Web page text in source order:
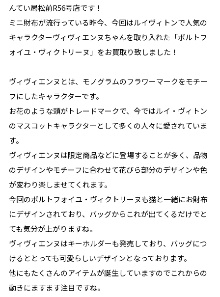
んてい局松前R56号店です！
ミニ財布が流行っている昨今、今回はルイヴィトンで人気の
キャラクターヴィヴィエンヌちゃんを取り入れた「ポルトフ
ォイユ・ヴィクトリーヌ」をお買取り致しました！
ヴィヴィエンヌとは、モノグラムのフラワーマークをモチー
フにしたキャラクターです。
お花のような頭がトレードマークで、今ではルイ・ヴィトン
のマスコットキャラクターとして多くの人々に愛されていま
す。
ヴィヴィエンヌは限定商品などに登場することが多く、品物
のデザインやモチーフに合わせて花びら部分のデザインや色
が変わり楽しませてくれます。
今回のポルトフォイユ・ヴィクトリーヌも猫と一緒にお財布
にデザインされており、バッグからこれが出てくるだけでと
ても気分が上がりますね。
ヴィヴィエンヌはキーホルダーも発売しており、バッグにつ
けるととっても可愛らしいデザインとなっております。
他にもたくさんのアイテムが誕生していますのでこれからの
動きにますます注目ですね。